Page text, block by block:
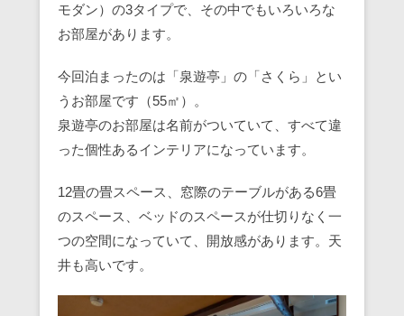
モダン）の3タイプで、その中でもいろいろな
お部屋があります。
今回泊まったのは「泉遊亭」の「さくら」とい
うお部屋です（55㎡）。
泉遊亭のお部屋は名前がついていて、すべて違
った個性あるインテリアになっています。
12畳の畳スペース、窓際のテーブルがある6畳
のスペース、ベッドのスペースが仕切りなく一
つの空間になっていて、開放感があります。天
井も高いです。